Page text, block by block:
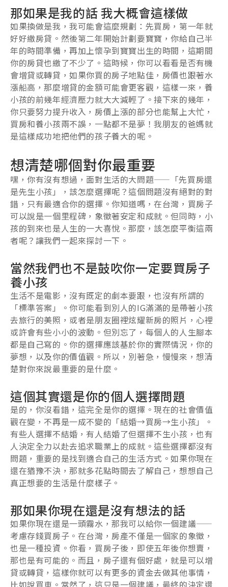
那如果是我的話 我大概會這樣做
如果換做是我，我可能會這麼規劃：先買房，第一年就
好好繳房貸。然後第二年開始計劃要寶寶，你給自己半
年的時間準備，再加上懷孕到寶寶出生的時間，這期間
你的房貸也繳了不少了。這時候，你可以看看是否有機
會增貸或轉貸，如果你買的房子地點佳，房價也跟著水
漲船高，那麼增貸的金額可能會更客觀，這樣一來，養
小孩的前幾年經濟壓力就大大減輕了。接下來的幾年，
你只要努力提升收入，房價上漲的部分也能幫上大忙，
買房和養小孩兩不誤，一點都不是夢！我朋友的爸媽就
是這樣成功地把他們的孩子養大的呢。
想清楚哪個對你最重要
嘿，你有沒有想過，面對生活的大問題——「先買房還
是先生小孩」，該怎麼選擇呢？這個問題沒有絕對的對
錯，只有最適合你的選擇。你知道嗎，在台灣，買房子
可以說是一個里程碑，象徵著安定和成就。但同時，小
孩的到來也是人生的一大喜悅。那麼，該怎麼平衡這兩
者呢？讓我們一起來探討一下。
當然我們也不是鼓吹你一定要買房子
養小孩
生活不是電影，沒有既定的劇本要跟，也沒有所謂的
「標準答案」。你可能看到別人的IG滿滿的是帶著小孩
去旅行的美照，或者是朋友圈裡炫耀新房的照片，心裡
或許會有些小小的波動。但別忘了，每個人的人生腳本
都是自己寫的。你的選擇應該基於你的實際情況，你的
夢想，以及你的價值觀。所以，別著急，慢慢來，想清
楚對你來說最重要的是什麼。
這個其實還是你的個人選擇問題
是的，你沒看錯，這完全是你的選擇。現在的社會價值
觀在變，不再是一成不變的「結婚→買房→生小孩」。
有些人選擇不結婚，有人結婚了但選擇不生小孩，也有
人決定全力以赴去追求職業上的成就。這些選擇都沒有
問題，重要的是找到適合自己的生活方式。如果你現在
還在猶豫不決，那就多花點時間去了解自己，想想自己
真正想要的生活是什麼樣子。
那如果你現在還是沒有想法的話
如果你現在還是一頭霧水，那我可以給你一個建議——
考慮存錢買房子。在台灣，房產不僅是一個家的象徵，
也是一種投資。你看，買房子後，即使五年後你想賣，
那也是有可能的。而且，房子還有個好處，就是可以增
貸或轉貸，這樣你就可以有更多的資金去做其他事情，
比如說買車。當然了，這只是一個建議，最終的決定還